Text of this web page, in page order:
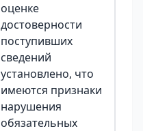
оценке
достоверности
поступивших
сведений
установлено, что
имеются признаки
нарушения
обязательных